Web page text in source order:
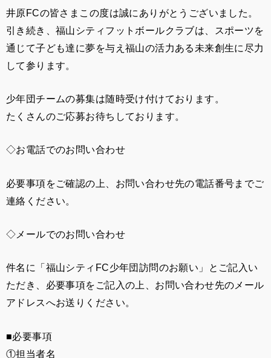
井原FCの皆さまこの度は誠にありがとうございました。
引き続き、福山シティフットボールクラブは、スポーツを
通じて子ども達に夢を与え福山の活力ある未来創生に尽力
して参ります。
少年団チームの募集は随時受け付けております。
たくさんのご応募お待ちしております。
◇お電話でのお問い合わせ
必要事項をご確認の上、お問い合わせ先の電話番号までご
連絡ください。
◇メールでのお問い合わせ
件名に「福山シティFC少年団訪問のお願い」とご記入い
ただき、必要事項をご記入の上、お問い合わせ先のメール
アドレスへお送りください。
■必要事項
①担当者名